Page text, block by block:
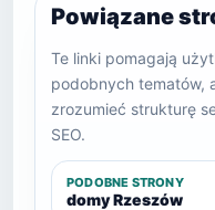
Powiązane
Te linki pomagają
podobnych tematów,
zrozumieć strukturę
SEO.
PODOBNE STRONY
domy Rzeszów